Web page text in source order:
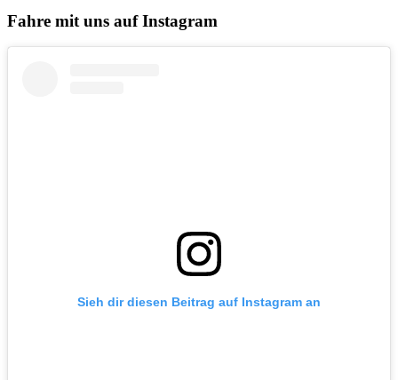
Fahre mit uns auf Instagram
Sieh dir diesen Beitrag auf Instagram an